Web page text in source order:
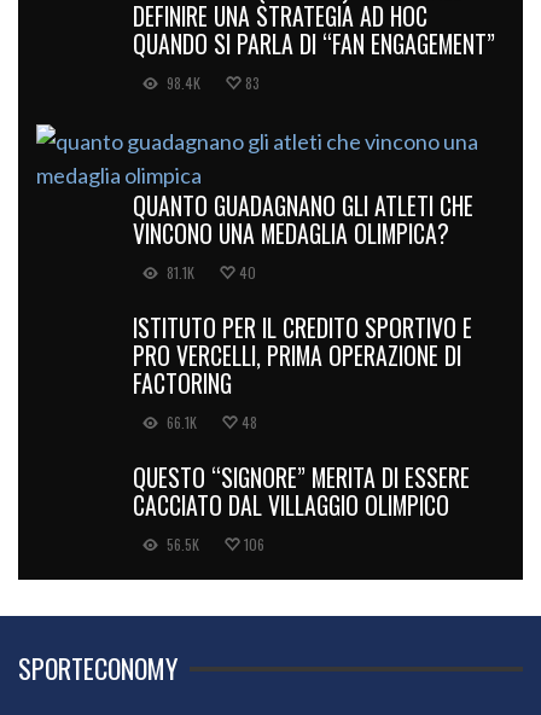
DEFINIRE UNA STRATEGIA AD HOC
QUANDO SI PARLA DI “FAN ENGAGEMENT”
98.4K 83
QUANTO GUADAGNANO GLI ATLETI CHE
VINCONO UNA MEDAGLIA OLIMPICA?
81.1K 40
ISTITUTO PER IL CREDITO SPORTIVO E
PRO VERCELLI, PRIMA OPERAZIONE DI
FACTORING
66.1K 48
QUESTO “SIGNORE” MERITA DI ESSERE
CACCIATO DAL VILLAGGIO OLIMPICO
56.5K 106
SPORTECONOMY